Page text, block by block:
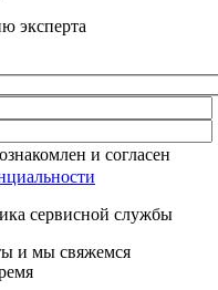
эксперта
и согласен
сервисной службы
и мы свяжемся